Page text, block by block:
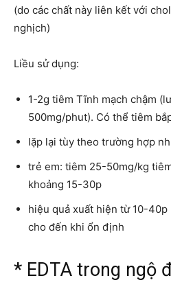
(do các chất này liên kết với
nghịch)
Liều sử dụng:
1-2g tiêm Tĩnh mạch chậm
500mg/phut). Có thể tiêm
lặp lại tùy theo trường hợp
trẻ em: tiêm 25-50mg/kg
khoảng 15-30p
hiệu quả xuất hiện từ 10-
cho đến khi ổn định
* EDTA trong ngộ